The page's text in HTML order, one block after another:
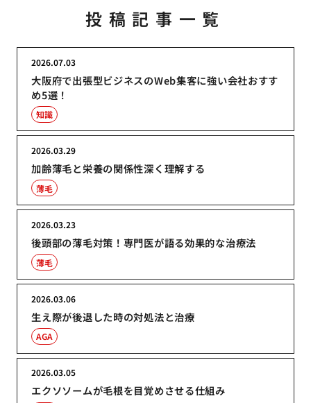
投稿記事一覧
大阪府で出張型ビジネスのWeb集客に強い会社おすす
め5選！
2026.07.03
知識
加齢薄毛と栄養の関係性深く理解する
2026.03.29
薄毛
後頭部の薄毛対策！専門医が語る効果的な治療法
2026.03.23
薄毛
生え際が後退した時の対処法と治療
2026.03.06
AGA
エクソソームが毛根を目覚めさせる仕組み
2026.03.05